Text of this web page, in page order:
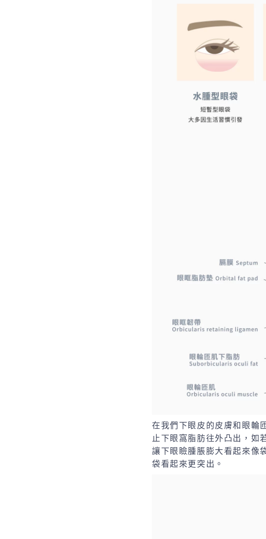
在我們下眼皮的皮膚和眼輪
止下眼窩脂肪往外凸出，如
讓下眼瞼腫脹膨大看起來像
袋看起來更突出。